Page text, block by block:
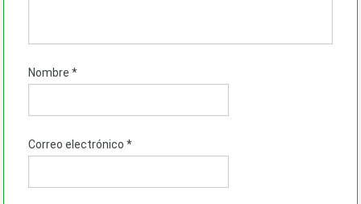
Nombre *
Correo electrónico *